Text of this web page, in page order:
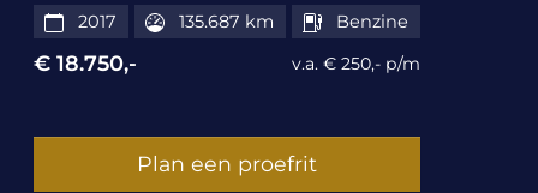
2017 135.687 km Benzine
€ 18.750,- v.a. € 250,- p/m
Plan een proefrit